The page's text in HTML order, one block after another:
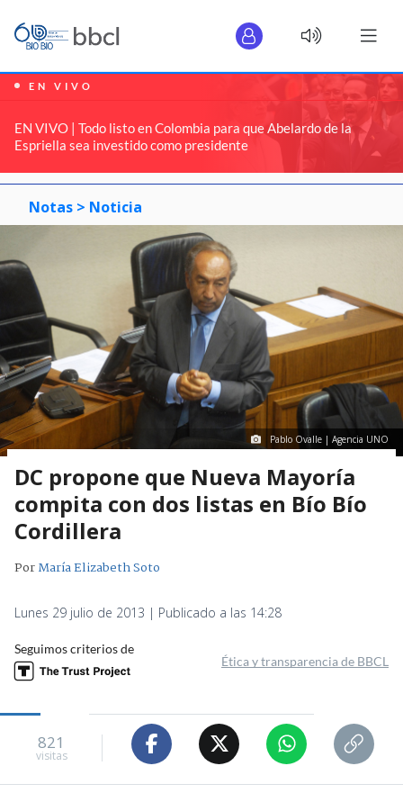
EN VIVO
EN VIVO | Todo listo en Colombia para que Abelardo de la
Espriella sea investido como presidente
Notas > Noticia
Pablo Ovalle | Agencia UNO
DC propone que Nueva Mayoría
compita con dos listas en Bío Bío
Cordillera
PorMaría Elizabeth Soto
Lunes 29 julio de 2013 | Publicado a las 14:28
Seguimos criterios de
Ética y transparencia de BBCL
821
visitas